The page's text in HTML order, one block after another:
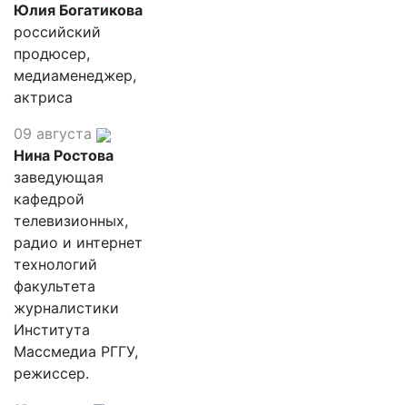
Юлия Богатикова
российский
продюсер,
медиаменеджер,
актриса
09 августа
Нина Ростова
заведующая
кафедрой
телевизионных,
радио и интернет
технологий
факультета
журналистики
Института
Массмедиа РГГУ,
режиссер.